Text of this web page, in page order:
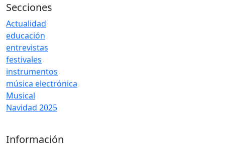
Secciones
Actualidad
educación
entrevistas
festivales
instrumentos
música electrónica
Musical
Navidad 2025
Información